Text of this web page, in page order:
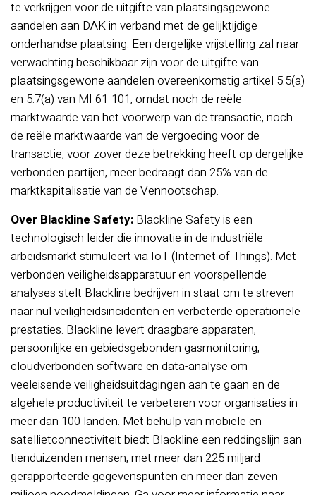
te verkrijgen voor de uitgifte van plaatsingsgewone
aandelen aan DAK in verband met de gelijktijdige
onderhandse plaatsing. Een dergelijke vrijstelling zal naar
verwachting beschikbaar zijn voor de uitgifte van
plaatsingsgewone aandelen overeenkomstig artikel 5.5(a)
en 5.7(a) van MI 61-101, omdat noch de reële
marktwaarde van het voorwerp van de transactie, noch
de reële marktwaarde van de vergoeding voor de
transactie, voor zover deze betrekking heeft op dergelijke
verbonden partijen, meer bedraagt dan 25% van de
marktkapitalisatie van de Vennootschap.
Over Blackline Safety: Blackline Safety is een
technologisch leider die innovatie in de industriële
arbeidsmarkt stimuleert via IoT (Internet of Things). Met
verbonden veiligheidsapparatuur en voorspellende
analyses stelt Blackline bedrijven in staat om te streven
naar nul veiligheidsincidenten en verbeterde operationele
prestaties. Blackline levert draagbare apparaten,
persoonlijke en gebiedsgebonden gasmonitoring,
cloudverbonden software en data-analyse om
veeleisende veiligheidsuitdagingen aan te gaan en de
algehele productiviteit te verbeteren voor organisaties in
meer dan 100 landen. Met behulp van mobiele en
satellietconnectiviteit biedt Blackline een reddingslijn aan
tienduizenden mensen, met meer dan 225 miljard
gerapporteerde gegevenspunten en meer dan zeven